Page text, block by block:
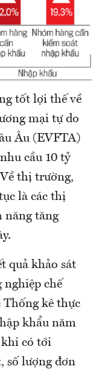
tốt lợi thế về
mại tự do
Âu (EVFTA)
cầu 10 tỷ
thị trường,
là các thị
năng tăng
quả khảo sát
nghiệp chế
Thống kê thực
khẩu năm
khi có tới
số lượng đơn